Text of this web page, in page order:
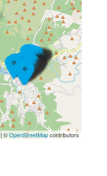
©OpenStreetMapcontributors